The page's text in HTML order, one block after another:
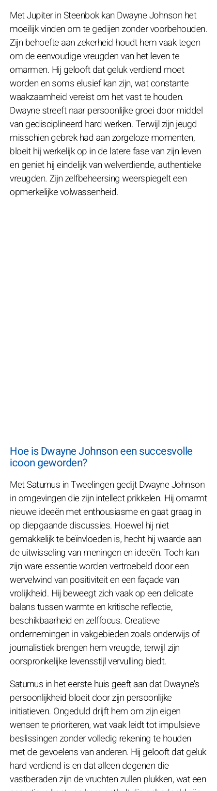
Met Jupiter in Steenbok kan Dwayne Johnson het
moeilijk vinden om te gedijen zonder voorbehouden.
Zijn behoefte aan zekerheid houdt hem vaak tegen
om de eenvoudige vreugden van het leven te
omarmen. Hij gelooft dat geluk verdiend moet
worden en soms elusief kan zijn, wat constante
waakzaamheid vereist om het vast te houden.
Dwayne streeft naar persoonlijke groei door middel
van gedisciplineerd hard werken. Terwijl zijn jeugd
misschien gebrek had aan zorgeloze momenten,
bloeit hij werkelijk op in de latere fase van zijn leven
en geniet hij eindelijk van welverdiende, authentieke
vreugden. Zijn zelfbeheersing weerspiegelt een
opmerkelijke volwassenheid.
Hoe is Dwayne Johnson een succesvolle
icoon geworden?
Met Saturnus in Tweelingen gedijt Dwayne Johnson
in omgevingen die zijn intellect prikkelen. Hij omarmt
nieuwe ideeën met enthousiasme en gaat graag in
op diepgaande discussies. Hoewel hij niet
gemakkelijk te beïnvloeden is, hecht hij waarde aan
de uitwisseling van meningen en ideeën. Toch kan
zijn ware essentie worden vertroebeld door een
wervelwind van positiviteit en een façade van
vrolijkheid. Hij beweegt zich vaak op een delicate
balans tussen warmte en kritische reflectie,
beschikbaarheid en zelffocus. Creatieve
ondernemingen in vakgebieden zoals onderwijs of
journalistiek brengen hem vreugde, terwijl zijn
oorspronkelijke levensstijl vervulling biedt.
Saturnus in het eerste huis geeft aan dat Dwayne's
persoonlijkheid bloeit door zijn persoonlijke
initiatieven. Ongeduld drijft hem om zijn eigen
wensen te prioriteren, wat vaak leidt tot impulsieve
beslissingen zonder volledig rekening te houden
met de gevoelens van anderen. Hij gelooft dat geluk
hard verdiend is en dat alleen degenen die
vastberaden zijn de vruchten zullen plukken, wat een